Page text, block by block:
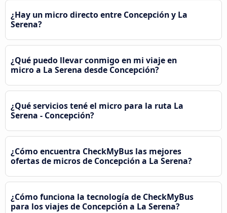
¿Hay un micro directo entre Concepción y La
Serena?
¿Qué puedo llevar conmigo en mi viaje en
micro a La Serena desde Concepción?
¿Qué servicios tené el micro para la ruta La
Serena - Concepción?
¿Cómo encuentra CheckMyBus las mejores
ofertas de micros de Concepción a La Serena?
¿Cómo funciona la tecnología de CheckMyBus
para los viajes de Concepción a La Serena?